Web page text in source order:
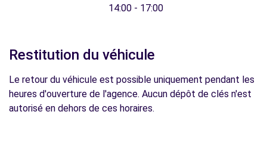
14:00 - 17:00
Restitution du véhicule
Le retour du véhicule est possible uniquement pendant les
heures d'ouverture de l'agence. Aucun dépôt de clés n'est
autorisé en dehors de ces horaires.